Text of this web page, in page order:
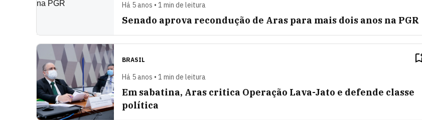
Há 5 anos • 1 min de leitura
Senado aprova recondução de Aras para mais dois anos na PGR
BRASIL
Há 5 anos • 1 min de leitura
Em sabatina, Aras critica Operação Lava-Jato e defende classe
política